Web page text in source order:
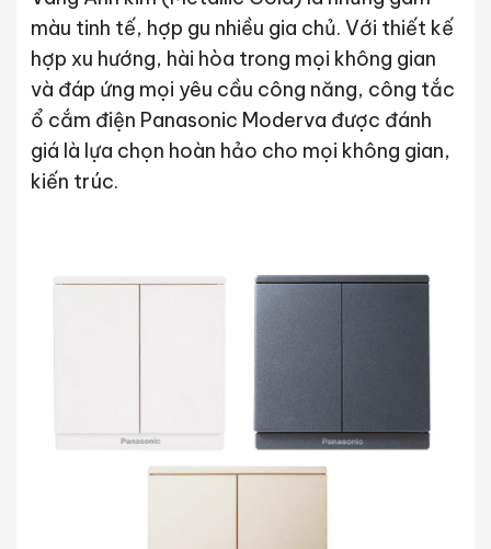
màu tinh tế, hợp gu nhiều gia chủ. Với thiết kế
hợp xu hướng, hài hòa trong mọi không gian
và đáp ứng mọi yêu cầu công năng, công tắc
ổ cắm điện Panasonic Moderva được đánh
giá là lựa chọn hoàn hảo cho mọi không gian,
kiến trúc.